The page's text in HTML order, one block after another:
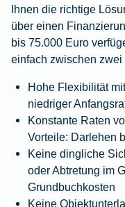
Ihnen die richtige
über einen
bis 75.000 Euro
einfach zwischen zwei
Hohe Flexibilität
niedriger
Konstante Raten
Vorteile: Darlehen
Keine dingliche
oder Abtretung im
Grundbuchkosten
Keine